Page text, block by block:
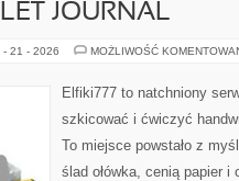
JOURNAL
- 21 - 2026 MOŻLIWOŚĆ
Elfiki777 to natchniony
szkicować i ćwiczyć
To miejsce powstało z
ślad ołówka, cenią papier i